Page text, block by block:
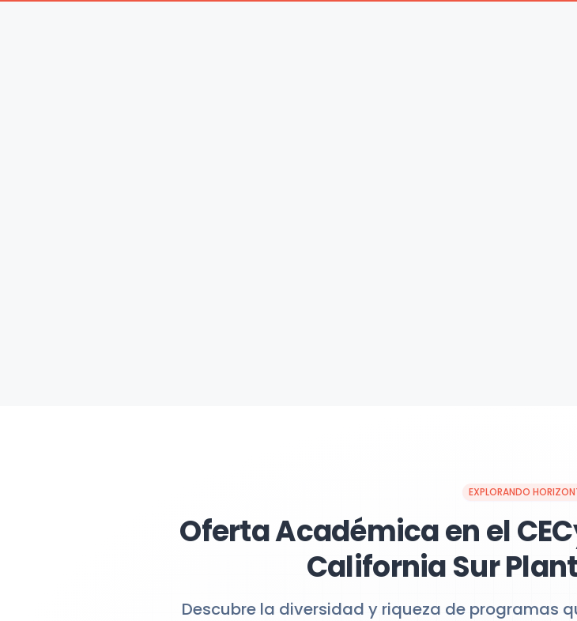
EXPLORANDO
Oferta Académica en el
California Sur
Descubre la diversidad y riqueza de programas